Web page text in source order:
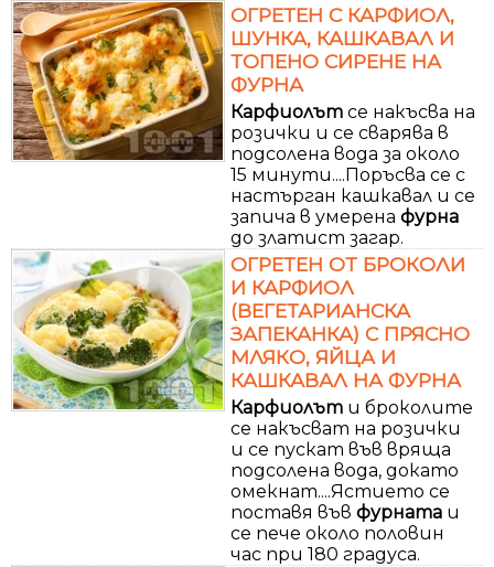
ОГРЕТЕН С КАРФИОЛ,
ШУНКА, КАШКАВАЛ И
ТОПЕНО СИРЕНЕ НА
ФУРНА
Карфиолът се накъсва на
розички и се сварява в
подсолена вода за около
15 минути....Поръсва се с
настърган кашкавал и се
запича в умерена фурна
до златист загар.
ОГРЕТЕН ОТ БРОКОЛИ
И КАРФИОЛ
(ВЕГЕТАРИАНСКА
ЗАПЕКАНКА) С ПРЯСНО
МЛЯКО, ЯЙЦА И
КАШКАВАЛ НА ФУРНА
Карфиолът и броколите
се накъсват на розички
и се пускат във вряща
подсолена вода, докато
омекнат....Ястието се
поставя във фурната и
се пече около половин
час при 180 градуса.